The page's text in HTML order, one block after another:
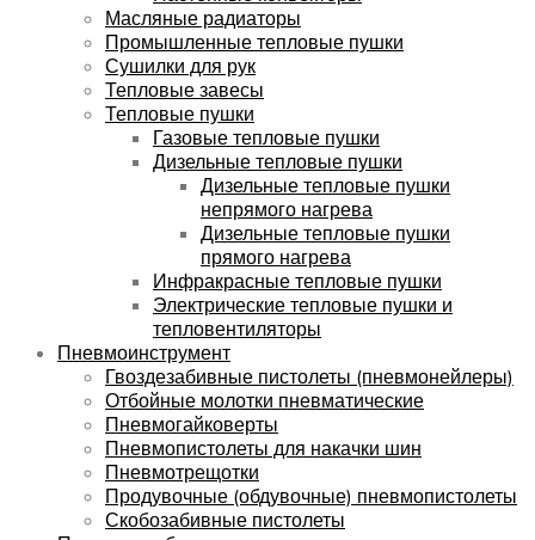
Масляные радиаторы
Промышленные тепловые пушки
Сушилки для рук
Тепловые завесы
Тепловые пушки
Газовые тепловые пушки
Дизельные тепловые пушки
Дизельные тепловые пушки
непрямого нагрева
Дизельные тепловые пушки
прямого нагрева
Инфракрасные тепловые пушки
Электрические тепловые пушки и
тепловентиляторы
Пневмоинструмент
Гвоздезабивные пистолеты (пневмонейлеры)
Отбойные молотки пневматические
Пневмогайковерты
Пневмопистолеты для накачки шин
Пневмотрещотки
Продувочные (обдувочные) пневмопистолеты
Скобозабивные пистолеты